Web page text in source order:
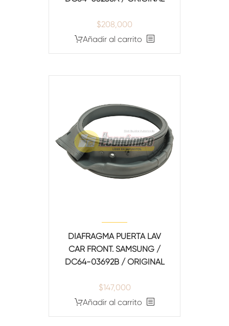
$208,000
Añadir al carrito
DIAFRAGMA PUERTA LAV
CAR FRONT. SAMSUNG /
DC64-03692B / ORIGINAL
$147,000
Añadir al carrito